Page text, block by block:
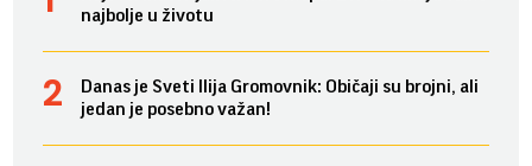
najbolje u životu
Danas je Sveti Ilija Gromovnik: Običaji su brojni, ali
jedan je posebno važan!